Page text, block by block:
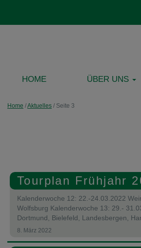
HOME ÜBER UNS
Home /Aktuelles / Seite 3
Tourplan Frühjahr
Kalenderwoche 12: 22.-24.03.2022
Wolfsburg Kalenderwoche 13: 29.-
Dortmund, Bielefeld, Landesbergen,
8. März 2022